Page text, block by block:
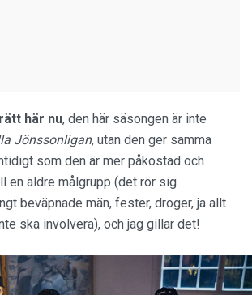
här nu, den här säsongen är inte
Jönssonligan, utan den ger samma
som den är mer påkostad och
en äldre målgrupp (det rör sig
beväpnade män, fester, droger, ja allt
ska involvera), och jag gillar det!